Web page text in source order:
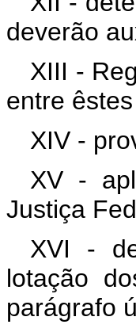
deverão
XIII -
entre
XIV -
XV -
Justiça
XVI -
lotação
parágrafo